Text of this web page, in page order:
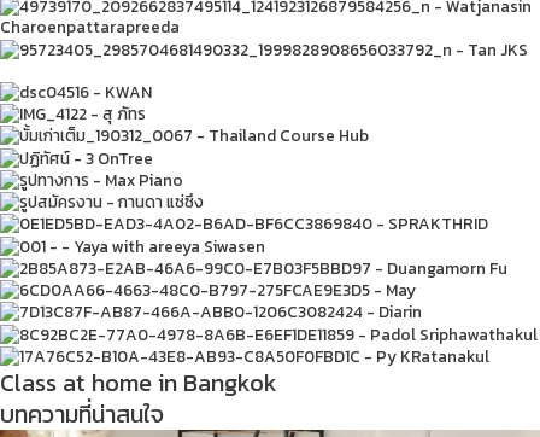
Class at home in Bangkok
บทความที่น่าสนใจ